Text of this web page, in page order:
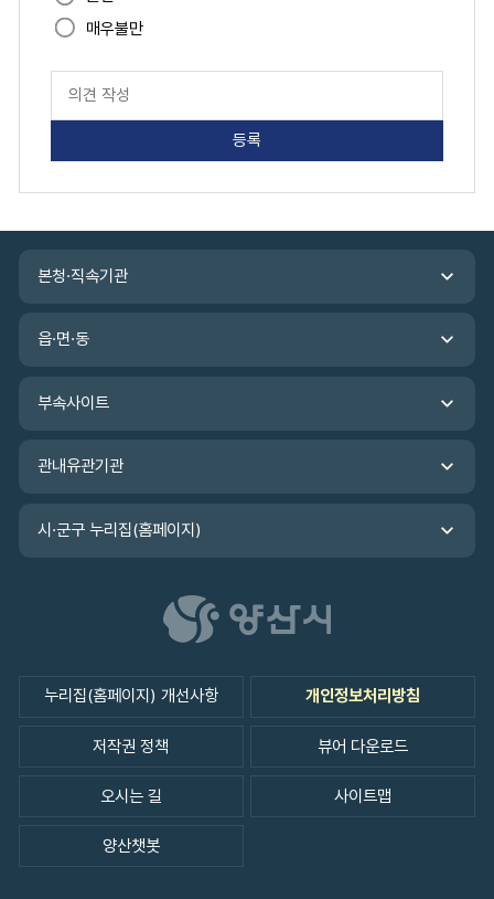
매우불만
지
족
가
력
본청·직속기관
읍·면·동
부속사이트
관내유관기관
시·군구 누리집(홈페이지)
누리집(홈페이지) 개선사항 개인정보처리방침
저작권 정책 뷰어 다운로드
오시는 길 사이트맵
양산챗봇